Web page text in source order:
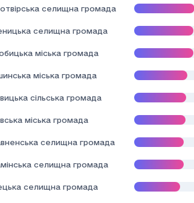
селищна громада
селищна громада
міська громада
міська громада
сільська громада
міська громада
селищна громада
селищна громада
селищна громада